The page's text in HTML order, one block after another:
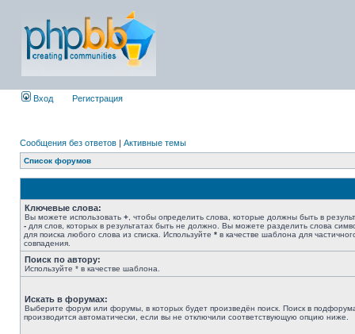
Вход Регистрация
Сообщения без ответов | Активные темы
Список форумов
Ключевые слова:
Вы можете использовать + , чтобы определить слова, которые должны быть в
- для слов, которых в результатах быть не должно. Вы можете разделить слова
для поиска любого слова из списка. Используйте * в качестве шаблона для
совпадения.
Поиск по автору:
Используйте * в качестве шаблона.
Искать в форумах:
Выберите форум или форумы, в которых будет произведён поиск. Поиск в
производится автоматически, если вы не отключили соответствующую опцию ниже.